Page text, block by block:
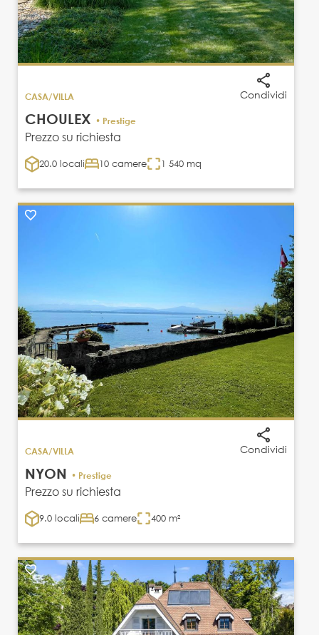
Condividi
CASA/VILLA
CHOULEX • Prestige
Prezzo su richiesta
20.0 locali 10 camere 1 540 mq
Condividi
CASA/VILLA
NYON • Prestige
Prezzo su richiesta
9.0 locali 6 camere 400 m²